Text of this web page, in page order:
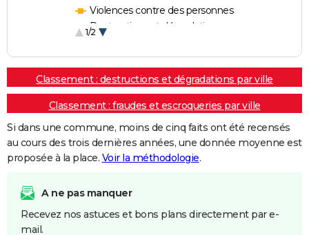
Violences contre des personnes
Destructions et dégradations
1/2
Classement : destructions et dégradations par ville
Classement : fraudes et escroqueries par ville
Si dans une commune, moins de cinq faits ont été recensés
au cours des trois dernières années, une donnée moyenne est
proposée à la place. Voir la méthodologie.
A ne pas manquer
Recevez nos astuces et bons plans directement par e-
mail.